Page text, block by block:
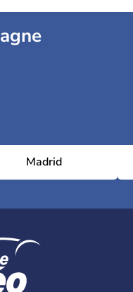
Madrid